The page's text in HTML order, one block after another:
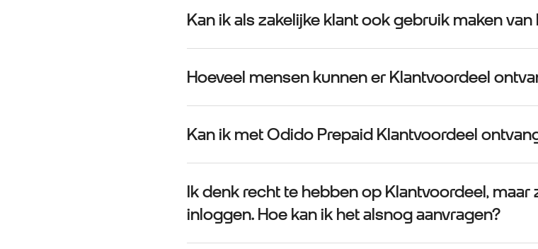
Kan ik als zakelijke klant ook gebruik maken
Hoeveel mensen kunnen er Klantvoordeel
Kan ik met Odido Prepaid Klantvoordeel
Ik denk recht te hebben op Klantvoordeel, maar
inloggen. Hoe kan ik het alsnog aanvragen?